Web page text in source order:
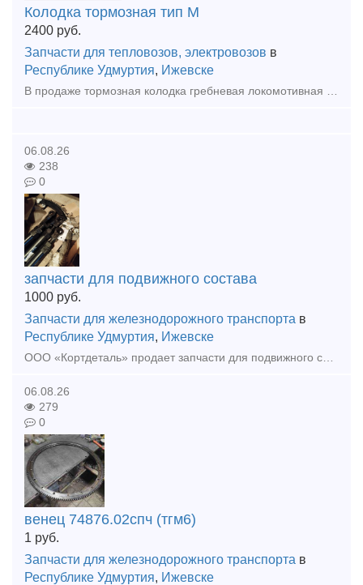
Колодка тормозная тип М
2400 руб.
Запчасти для тепловозов, электровозов в
Республике Удмуртия, Ижевске
В продаже тормозная колодка гребневая локомотивная тип М (ТЭМ1.40.60.024, 44-5287-0.00.00-СБ, ГОСТ 30249-97). Цена с НДС. Доставка.
06.08.26
238
0
запчасти для подвижного состава
1000 руб.
Запчасти для железнодорожного транспорта в
Республике Удмуртия, Ижевске
ООО «Кортдеталь» продает запчасти для подвижного состава: привод двухмашинного агрегата ТЭМ2.85.60.015, подпятник вентилятора ТЭМ2.85.50.068 (ТЭМ2.85.50.050), стяжки винтовые ТЭМ1.40.60.020 (ТЭ3.10.10
06.08.26
279
0
венец 74876.02спч (тгм6)
1 руб.
Запчасти для железнодорожного транспорта в
Республике Удмуртия, Ижевске